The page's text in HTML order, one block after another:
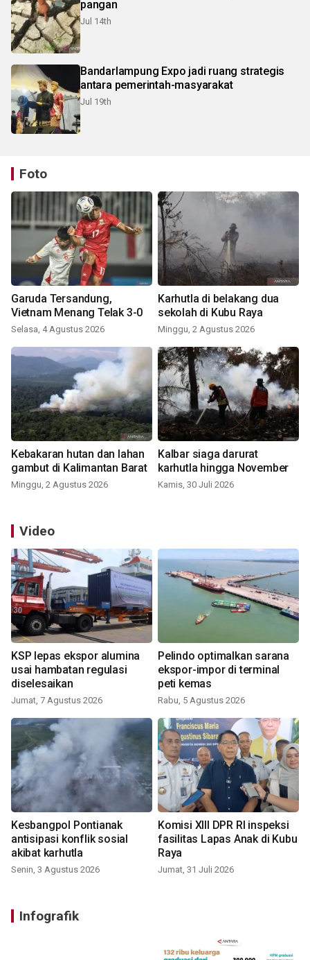
pangan
Jul 14th
Bandarlampung Expo jadi ruang strategis
antara pemerintah-masyarakat
Jul 19th
Foto
Garuda Tersandung,
Vietnam Menang Telak 3-0
Selasa, 4 Agustus 2026
Karhutla di belakang dua
sekolah di Kubu Raya
Minggu, 2 Agustus 2026
Kebakaran hutan dan lahan
gambut di Kalimantan Barat
Minggu, 2 Agustus 2026
Kalbar siaga darurat
karhutla hingga November
Kamis, 30 Juli 2026
Video
KSP lepas ekspor alumina
usai hambatan regulasi
diselesaikan
Jumat, 7 Agustus 2026
Pelindo optimalkan sarana
ekspor-impor di terminal
peti kemas
Rabu, 5 Agustus 2026
Kesbangpol Pontianak
antisipasi konflik sosial
akibat karhutla
Senin, 3 Agustus 2026
Komisi XIII DPR RI inspeksi
fasilitas Lapas Anak di Kubu
Raya
Jumat, 31 Juli 2026
Infografik